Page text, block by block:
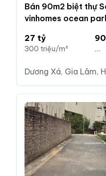
Bán 90m2 biệt thự
vinhomes ocean
27 tỷ
300 triệu/m²
90
...
Dương Xá, Gia Lâm,